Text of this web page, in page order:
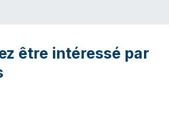
être intéressé par